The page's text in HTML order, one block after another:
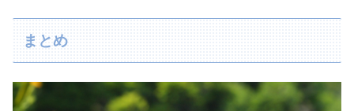
まとめ